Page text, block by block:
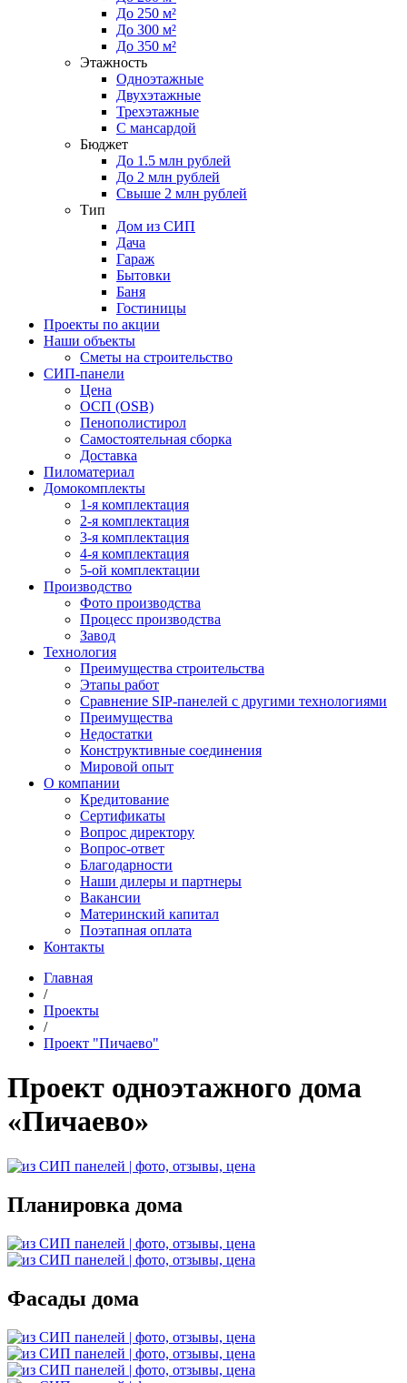
До 250 м²
До 300 м²
До 350 м²
Этажность
Одноэтажные
Двухэтажные
Трехэтажные
С мансардой
Бюджет
До 1.5 млн рублей
До 2 млн рублей
Свыше 2 млн рублей
Тип
Дом из СИП
Дача
Гараж
Бытовки
Баня
Гостиницы
Проекты по акции
Наши объекты
Сметы на строительство
СИП-панели
Цена
ОСП (OSB)
Пенополистирол
Самостоятельная сборка
Доставка
Пиломатериал
Домокомплекты
1-я комплектация
2-я комплектация
3-я комплектация
4-я комплектация
5-ой комплектации
Производство
Фото производства
Процесс производства
Завод
Технология
Преимущества строительства
Этапы работ
Сравнение SIP-панелей с другими технологиями
Преимущества
Недостатки
Конструктивные соединения
Мировой опыт
О компании
Кредитование
Сертификаты
Вопрос директору
Вопрос-ответ
Благодарности
Наши дилеры и партнеры
Вакансии
Материнский капитал
Поэтапная оплата
Контакты
Главная
/
Проекты
/
Проект "Пичаево"
Проект одноэтажного дома
«Пичаево»
Планировка дома
Фасады дома